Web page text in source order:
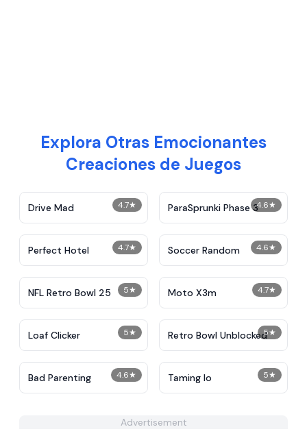
Explora Otras Emocionantes
Creaciones de Juegos
4.7★
Drive Mad 4.6★
ParaSprunki Phase 3
4.7★
Perfect Hotel 4.6★
Soccer Random
5★
NFL Retro Bowl 25 4.7★
Moto X3m
5★
Loaf Clicker 5★
Retro Bowl Unblocked
4.6★
Bad Parenting 5★
Taming Io
Advertisement